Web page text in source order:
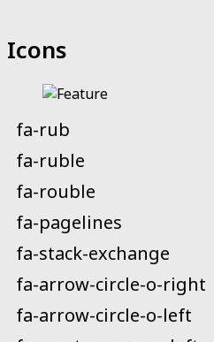
Icons
fa-rub
fa-ruble
fa-rouble
fa-pagelines
fa-stack-exchange
fa-arrow-circle-o-right
fa-arrow-circle-o-left